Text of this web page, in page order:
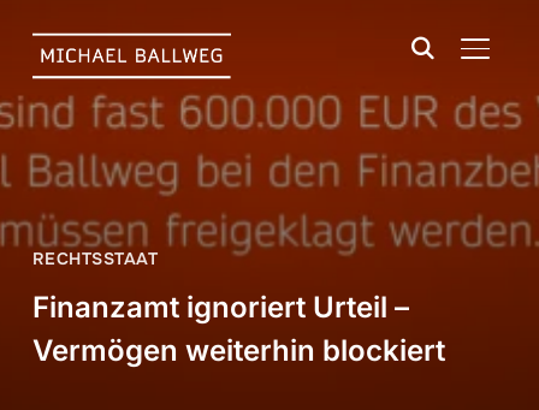
RECHTSSTAAT
Finanzamt ignoriert Urteil –
Vermögen weiterhin blockiert